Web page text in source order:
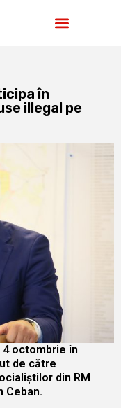
în
illegal pe
octombrie în
de către
din RM
Ceban.